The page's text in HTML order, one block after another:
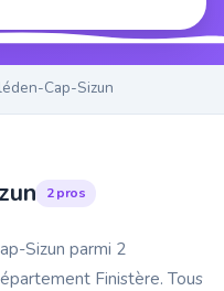
Cap-Sizun
2 pros
Sizun parmi 2
Finistère. Tous